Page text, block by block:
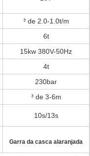
³ de 2.0-1.0t/m
6t
15kw 380V-50Hz
4t
230bar
³ de 3-6m
10s/13s
Garra da casca alaranjada